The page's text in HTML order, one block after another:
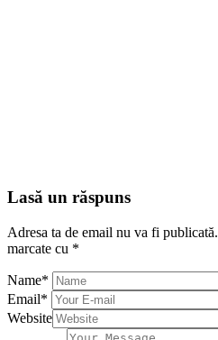
Lasă un răspuns
Adresa ta de email nu va fi publicată.
marcate cu *
Name*
Email*
Website